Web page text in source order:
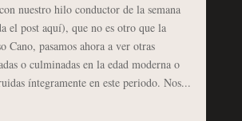
nuestro hilo conductor de la semana
el post aquí), que no es otro que la
Cano, pasamos ahora a ver otras
o culminadas en la edad moderna o
íntegramente en este periodo. Nos...